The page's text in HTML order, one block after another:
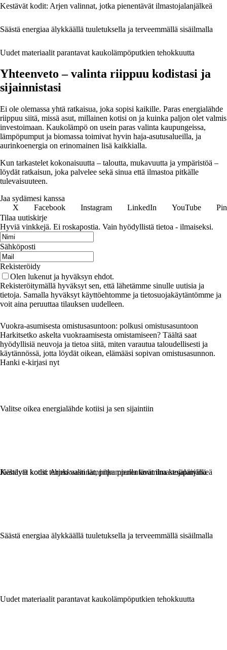
Kestävät kodit: Arjen valinnat, jotka pienentävät ilmastojalanjälkeä
Säästä energiaa älykkäällä tuuletuksella ja terveemmällä sisäilmalla
Uudet materiaalit parantavat kaukolämpöputkien tehokkuutta
Yhteenveto – valinta riippuu kodistasi ja
sijainnistasi
Ei ole olemassa yhtä ratkaisua, joka sopisi kaikille. Paras energialähde
riippuu siitä, missä asut, millainen kotisi on ja kuinka paljon olet valmis
investoimaan. Kaukolämpö on usein paras valinta kaupungeissa,
lämpöpumput ja biomassa toimivat hyvin haja-asutusalueilla, ja
aurinkoenergia on erinomainen lisä kaikkialla.
Kun tarkastelet kokonaisuutta – taloutta, mukavuutta ja ympäristöä –
löydät ratkaisun, joka palvelee sekä sinua että ilmastoa pitkälle
tulevaisuuteen.
Jaa sydämesi kanssa
X
Facebook Instagram LinkedIn YouTube
Tilaa uutiskirje
Hyviä vinkkejä. Ei roskapostia. Vain hyödyllistä tietoa - ilmaiseksi.
Sähköposti
Rekisteröidy
Olen lukenut ja hyväksyn ehdot.
Rekisteröitymällä hyväksyt sen, että lähetämme sinulle uutisia ja
tietoja. Samalla hyväksyt käyttöehtomme ja tietosuojakäytäntömme ja
voit aina peruuttaa tilauksen uudelleen.
Vuokra-asumisesta omistusasuntoon: polkusi omistusasuntoon
Harkitsetko askelta vuokraamisesta omistamiseen? Täältä saat
hyödyllisiä neuvoja ja tietoa siitä, miten varautua taloudellisesti ja
käytännössä, jotta löydät oikean, elämääsi sopivan omistusasunnon.
Hanki e-kirjasi nyt
Valitse oikea energialähde kotiisi ja sen sijaintiin
Kestävät kodit: Arjen valinnat, jotka pienentävät ilmastojalanjälkeä
Säästä energiaa älykkäällä tuuletuksella ja terveemmällä sisäilmalla
Uudet materiaalit parantavat kaukolämpöputkien tehokkuutta
Jäähdytä kotisi tehokkaasti lämpöpumpulla kuumina kesäpäivinä